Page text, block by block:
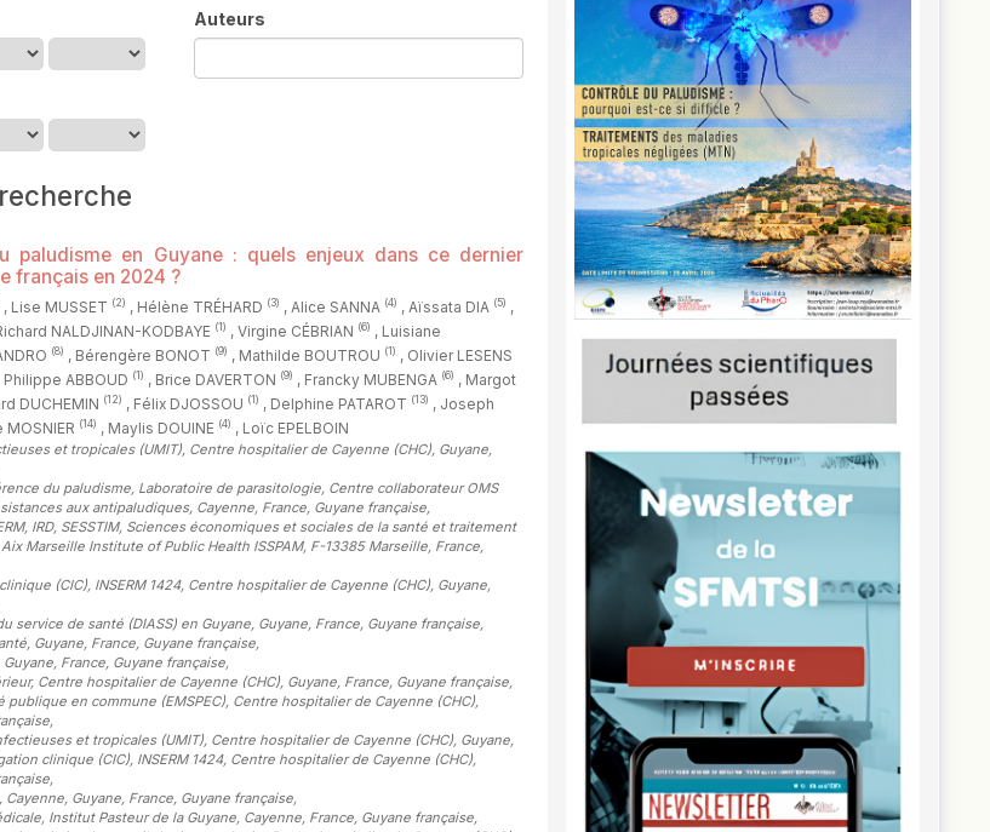
Auteurs
paludisme en Guyane : quels enjeux dans ce dernier
français en 2024 ?
, Lise MUSSET (2) , Hélène TRÉHARD (3) , Alice SANNA (4) , Aïssata DIA (5) ,
NALDJINAN-KODBAYE (1) , Virgine CÉBRIAN (6) , Luisiane
(8) , Bérengère BONOT (9) , Mathilde BOUTROU (1) , Olivier LESENS
Philippe ABBOUD (1) , Brice DAVERTON (9) , Francky MUBENGA (6) , Margot
DUCHEMIN (12) , Félix DJOSSOU (1) , Delphine PATAROT (13) , Joseph
MOSNIER (14) , Maylis DOUINE (4) , Loïc EPELBOIN
et tropicales (UMIT), Centre hospitalier de Cayenne (CHC), Guyane,
du paludisme, Laboratoire de parasitologie, Centre collaborateur OMS
aux antipaludiques, Cayenne, France, Guyane française,
IRD, SESSTIM, Sciences économiques et sociales de la santé et traitement
Marseille Institute of Public Health ISSPAM, F-13385 Marseille, France,
(CIC), INSERM 1424, Centre hospitalier de Cayenne (CHC), Guyane,
service de santé (DIASS) en Guyane, Guyane, France, Guyane française,
Guyane, France, Guyane française,
France, Guyane française,
Centre hospitalier de Cayenne (CHC), Guyane, France, Guyane française,
publique en commune (EMSPEC), Centre hospitalier de Cayenne (CHC),
,
et tropicales (UMIT), Centre hospitalier de Cayenne (CHC), Guyane,
clinique (CIC), INSERM 1424, Centre hospitalier de Cayenne (CHC),
,
Guyane, France, Guyane française,
Institut Pasteur de la Guyane, Cayenne, France, Guyane française,